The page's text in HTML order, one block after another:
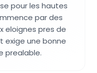
pour les hautes
par des
eloignes pres de
exige une bonne
prealable.